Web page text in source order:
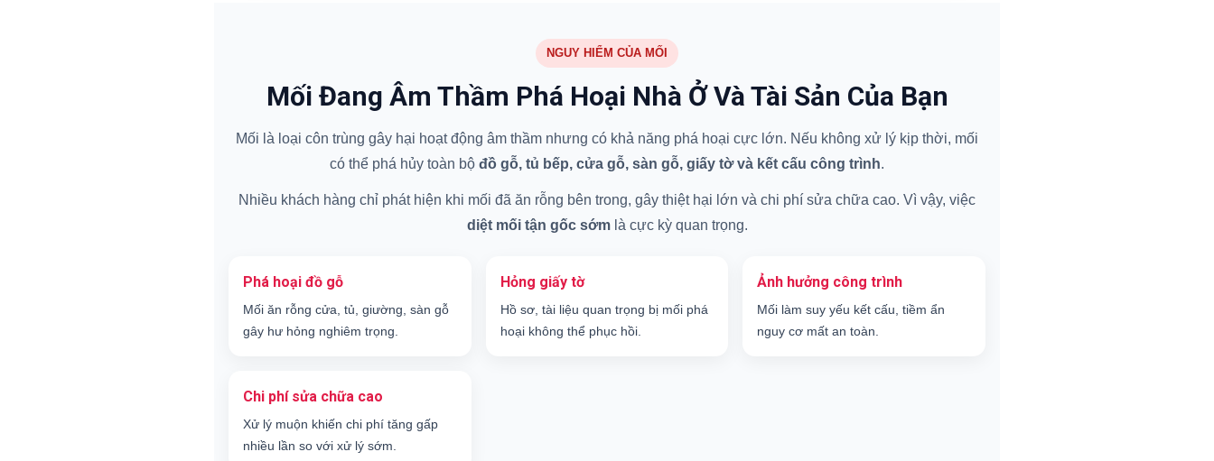
NGUY HIỂM CỦA MỐI
Mối Đang Âm Thầm Phá Hoại Nhà Ở Và Tài Sản Của Bạn
Mối là loại côn trùng gây hại hoạt động âm thầm nhưng có khả năng phá hoại cực lớn. Nếu không xử lý kịp thời, mối
có thể phá hủy toàn bộ đồ gỗ, tủ bếp, cửa gỗ, sàn gỗ, giấy tờ và kết cấu công trình.
Nhiều khách hàng chỉ phát hiện khi mối đã ăn rỗng bên trong, gây thiệt hại lớn và chi phí sửa chữa cao. Vì vậy, việc
diệt mối tận gốc sớmlà cực kỳ quan trọng.
Phá hoại đồ gỗ
Mối ăn rỗng cửa, tủ, giường, sàn gỗ
gây hư hỏng nghiêm trọng.
Hỏng giấy tờ
Hồ sơ, tài liệu quan trọng bị mối phá
hoại không thể phục hồi.
Ảnh hưởng công trình
Mối làm suy yếu kết cấu, tiềm ẩn
nguy cơ mất an toàn.
Chi phí sửa chữa cao
Xử lý muộn khiến chi phí tăng gấp
nhiều lần so với xử lý sớm.